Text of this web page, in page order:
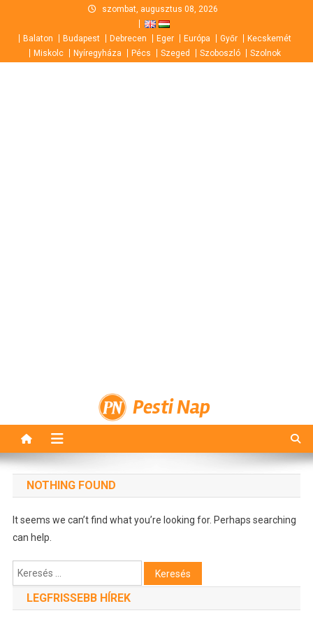
content
szombat, augusztus 08, 2026
Balaton Budapest Debrecen Eger Európa Győr
Kecskemét
Miskolc
Nyíregyháza Pécs Szeged Szoboszló Szolnok
Pesti Nap
NOTHING FOUND
It seems we can’t find what you’re looking for. Perhaps searching
can help.
Keresés:
LEGFRISSEBB HÍREK